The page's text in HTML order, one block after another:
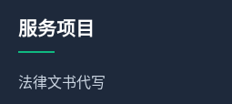
服务项目
法律文书代写